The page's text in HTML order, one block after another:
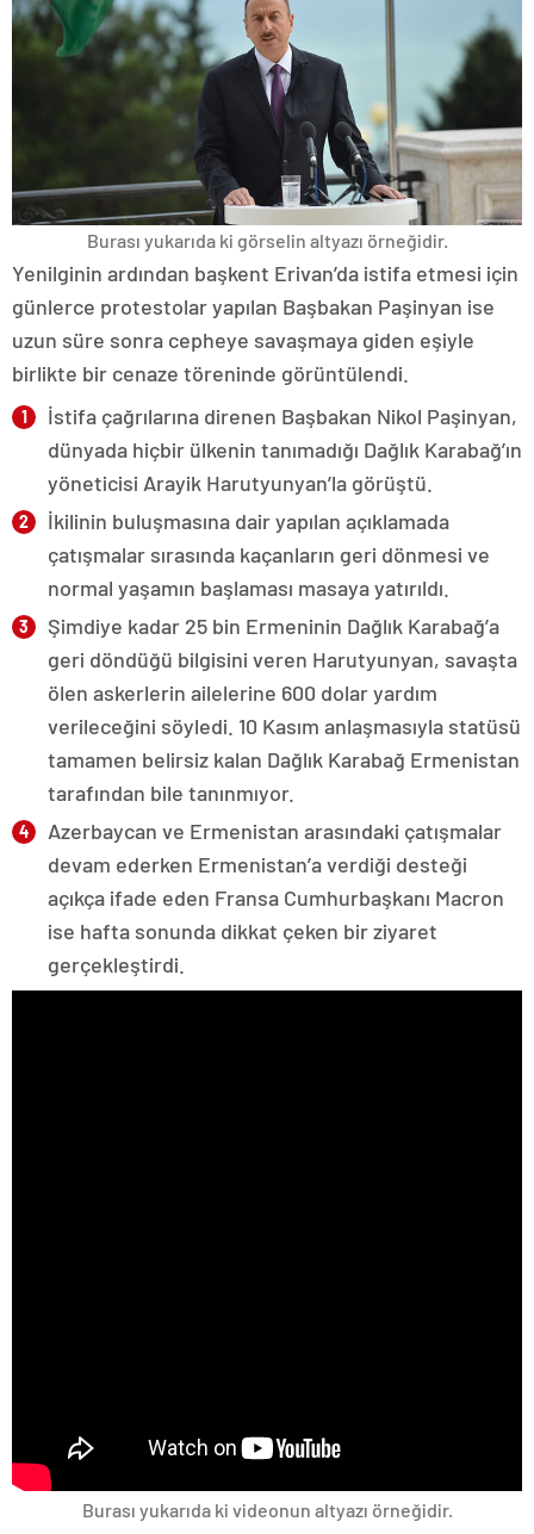
Burası yukarıda ki görselin altyazı örneğidir.
Yenilginin ardından başkent Erivan’da istifa etmesi için
günlerce protestolar yapılan Başbakan Paşinyan ise
uzun süre sonra cepheye savaşmaya giden eşiyle
birlikte bir cenaze töreninde görüntülendi.
İstifa çağrılarına direnen Başbakan Nikol Paşinyan,
dünyada hiçbir ülkenin tanımadığı Dağlık Karabağ’ın
yöneticisi Arayik Harutyunyan’la görüştü.
İkilinin buluşmasına dair yapılan açıklamada
çatışmalar sırasında kaçanların geri dönmesi ve
normal yaşamın başlaması masaya yatırıldı.
Şimdiye kadar 25 bin Ermeninin Dağlık Karabağ’a
geri döndüğü bilgisini veren Harutyunyan, savaşta
ölen askerlerin ailelerine 600 dolar yardım
verileceğini söyledi. 10 Kasım anlaşmasıyla statüsü
tamamen belirsiz kalan Dağlık Karabağ Ermenistan
tarafından bile tanınmıyor.
Azerbaycan ve Ermenistan arasındaki çatışmalar
devam ederken Ermenistan’a verdiği desteği
açıkça ifade eden Fransa Cumhurbaşkanı Macron
ise hafta sonunda dikkat çeken bir ziyaret
gerçekleştirdi.
Burası yukarıda ki videonun altyazı örneğidir.